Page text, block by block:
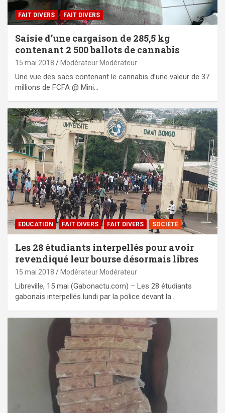
FAIT DIVERS FAIT DIVERS
Saisie d’une cargaison de 285,5 kg
contenant 2 500 ballots de cannabis
15 mai 2018 Modérateur Modérateur
Une vue des sacs contenant le cannabis d’une valeur de 37
millions de FCFA @ Mini…
EDUCATION FAIT DIVERS FAIT DIVERS SOCIÉTÉ
Les 28 étudiants interpellés pour avoir
revendiqué leur bourse désormais libres
15 mai 2018 Modérateur Modérateur
Libreville, 15 mai (Gabonactu.com) – Les 28 étudiants
gabonais interpellés lundi par la police devant la…